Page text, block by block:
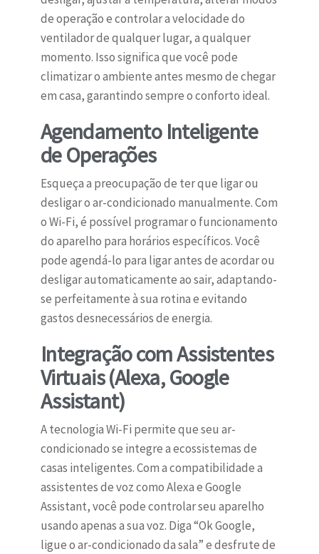
de operação e controlar a velocidade do
ventilador de qualquer lugar, a qualquer
momento. Isso significa que você pode
climatizar o ambiente antes mesmo de chegar
em casa, garantindo sempre o conforto ideal.
Agendamento Inteligente
de Operações
Esqueça a preocupação de ter que ligar ou
desligar o ar-condicionado manualmente. Com
o Wi-Fi, é possível programar o funcionamento
do aparelho para horários específicos. Você
pode agendá-lo para ligar antes de acordar ou
desligar automaticamente ao sair, adaptando-
se perfeitamente à sua rotina e evitando
gastos desnecessários de energia.
Integração com Assistentes
Virtuais (Alexa, Google
Assistant)
A tecnologia Wi-Fi permite que seu ar-
condicionado se integre a ecossistemas de
casas inteligentes. Com a compatibilidade a
assistentes de voz como Alexa e Google
Assistant, você pode controlar seu aparelho
usando apenas a sua voz. Diga “Ok Google,
ligue o ar-condicionado da sala” e desfrute de